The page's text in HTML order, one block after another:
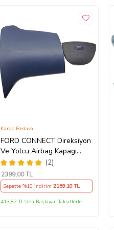
FORD CONNECT Direksiyon
Ve Yolcu Airbag Kapagı
Takım (2009-2014) İthal
Üretim
(2)
Kargo Bedava
2399,00 TL
Sepette %10 İndirim 2159,10 TL
413,82 TL'den Başlayan Taksitlerle